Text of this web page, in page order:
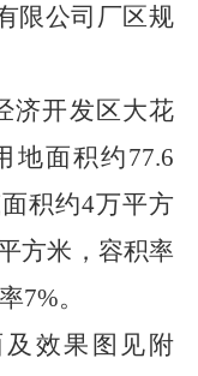
限公司厂区规
济开发区大花
地面积约77.6
积约4万平方
方米，容积率
7%。
效果图 见附